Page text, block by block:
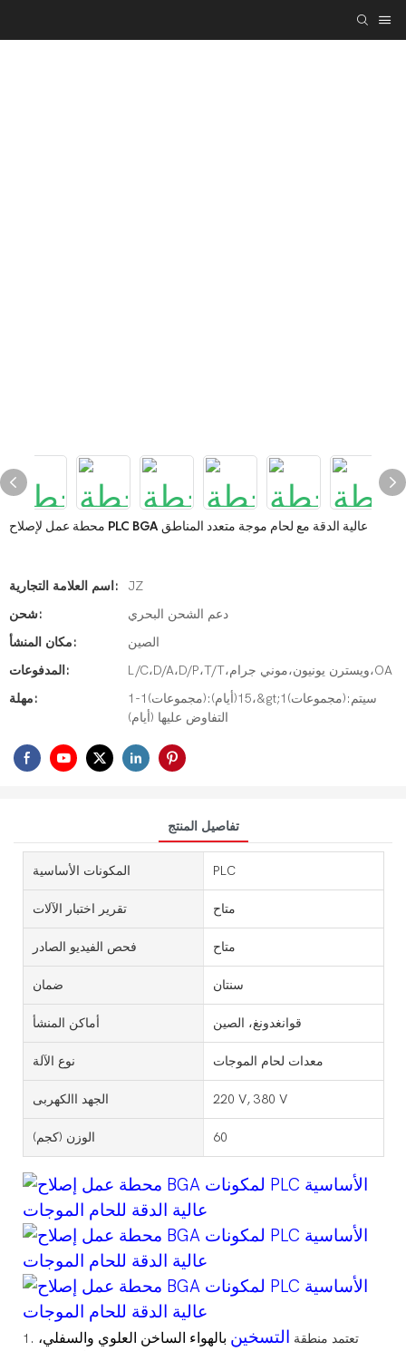
محطة عمل لإصلاح PLC BGA عالية الدقة مع لحام موجة متعدد المناطق
اسم العلامة التجارية:
JZ
شحن:
دعم الشحن البحري
مكان المنشأ:
الصين
المدفوعات:
L/C،D/A،D/P،T/T،ويسترن يونيون،موني جرام،OA
مهلة:
1-1(مجموعات):15(أيام)،&gt;1(مجموعات):سيتم
التفاوض عليها (أيام)
تفاصيل المنتج
المكونات الأساسية PLC
تقرير اختبار الآلات متاح
فحص الفيديو الصادر متاح
ضمان سنتان
أماكن المنشأ قوانغدونغ، الصين
نوع الآلة معدات لحام الموجات
الجهد االكهربى 220 V, 380 V
الوزن (كجم) 60
1. تعتمد منطقة التسخين بالهواء الساخن العلوي والسفلي،